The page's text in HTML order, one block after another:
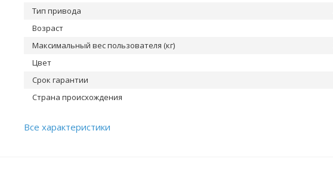
Тип привода
Возраст
Максимальный вес пользователя (кг)
Цвет
Срок гарантии
Страна происхождения
Все характеристики